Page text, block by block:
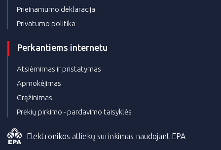
Prieinamumo deklaracija
Privatumo politika
Perkantiems internetu
Atsiėmimas ir pristatymas
Apmokėjimas
Grąžinimas
Prekių pirkimo - pardavimo taisyklės
Elektronikos atliekų surinkimas naudojant EPA